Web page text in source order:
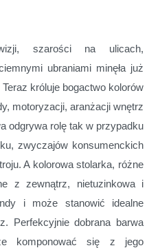
szarości na ulicach,
ubraniami minęła już
króluje bogactwo kolorów
motoryzacji, aranżacji wnętrz
odgrywa rolę tak w przypadku
zwyczajów konsumenckich
A kolorowa stolarka, różne
z zewnątrz, nietuzinkowa i
i może stanowić idealne
Perfekcyjnie dobrana barwa
komponować się z jego